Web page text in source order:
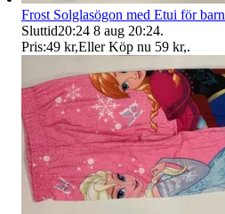
Frost Solglasögon med Etui för barn
Sluttid20:24 8 aug 20:24.
Pris:49 kr,Eller Köp nu 59 kr,.